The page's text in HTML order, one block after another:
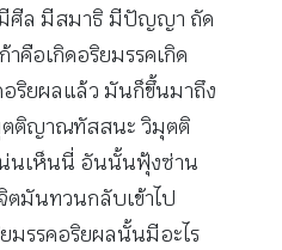
มีศีล มีสมาธิ มีปัญญา ถัด
คือเกิดอริยมรรคเกิด
ริยผลแล้ว มันก็ขึ้นมาถึง
ติญาณทัสสนะ วิมุตติ
นเห็นนี่ อันนั้นฟุ้งซ่าน
มันทวนกลับเข้าไป
มรรคอริยผลนั้นมีอะไร